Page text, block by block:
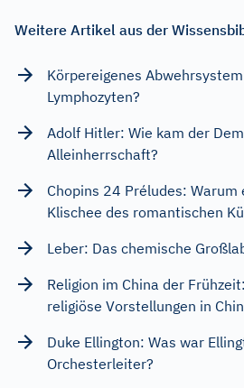
Weitere Artikel aus der
Körpereigenes
Lymphozyten?
Adolf Hitler: Wie kam der
Alleinherrschaft?
Chopins 24 Préludes:
Klischee des romantischen
Leber: Das chemische
Religion im China der
religiöse Vorstellungen in
Duke Ellington: Was war
Orchesterleiter?